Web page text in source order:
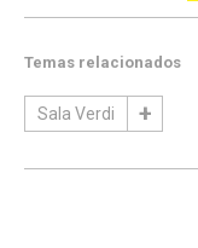
Temas relacionados
Sala Verdi